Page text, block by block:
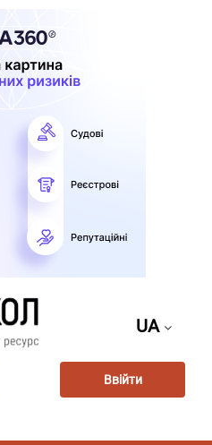
UA
Ввійти